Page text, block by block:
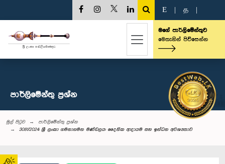
E த
මගේ පාර්ලිමේන්තුව
මෙතැනින් පිවිසෙන්න
පාර්ලි‌මේන්තු‌ ප්‍රශ්න
මුල් පිටුව
පාර්ලි‌මේන්තු‌ ප්‍රශ්න
3081/2024: ශ්‍රී ලංකා ගමනාගමන මණ්ඩලය: දෛනික ආදායම සහ ඉන්ධන අවශ්‍යතාව